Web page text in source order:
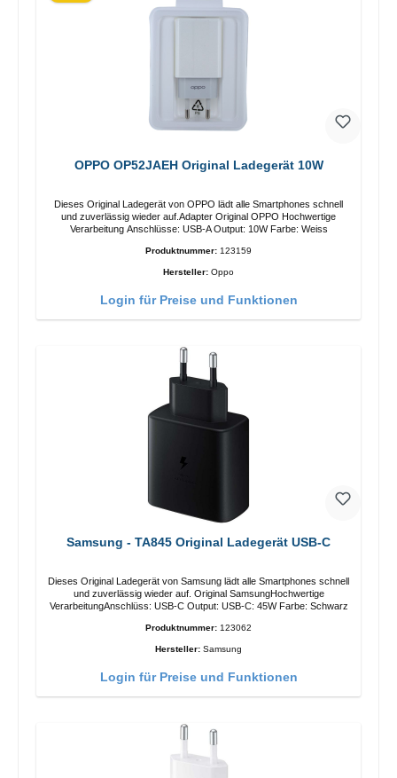
OPPO OP52JAEH Original Ladegerät 10W
Dieses Original Ladegerät von OPPO lädt alle Smartphones schnell
und zuverlässig wieder auf.Adapter Original OPPO Hochwertige
Verarbeitung Anschlüsse: USB-A Output: 10W Farbe: Weiss
Produktnummer: 123159
Hersteller: Oppo
Login für Preise und Funktionen
Samsung - TA845 Original Ladegerät USB-C
Dieses Original Ladegerät von Samsung lädt alle Smartphones schnell
und zuverlässig wieder auf. Original SamsungHochwertige
VerarbeitungAnschlüss: USB-C Output: USB-C: 45W Farbe: Schwarz
Produktnummer: 123062
Hersteller: Samsung
Login für Preise und Funktionen